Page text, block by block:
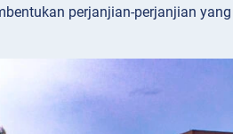
perjanjian-perjanjian